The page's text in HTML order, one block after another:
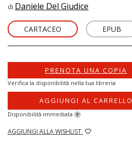
di Daniele Del Giudice
CARTACEO EPUB
PRENOTA UNA COPIA
Verifica la disponibilità nella tua libreria
AGGIUNGI AL CARRELLO
Disponibilità immediata ?
AGGIUNGI ALLA WISHLIST